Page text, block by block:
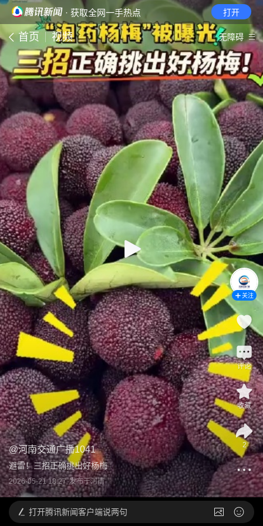
· 获取全网一手热点 打开
首页 视频 无障碍
@河南交通广播1041
避雷！三招正确挑出好杨梅
2026-05-21 18:27 发布于河南
关注
评论
收藏
2
打开腾讯新闻客户端说两句